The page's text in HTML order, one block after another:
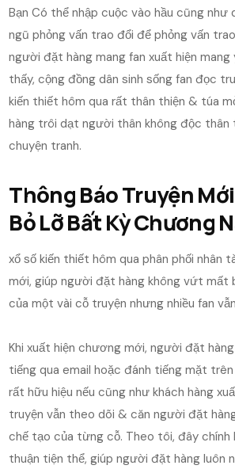
Bạn Có thể nhập cuộc vào hầu cũng như
ngũ phỏng vấn trao đổi để phỏng vấn
người đặt hàng mang fan xuất hiện mang
thấy, cộng đồng dân sinh sống fan đọc
kiến thiết hôm qua rất thân thiện & túa
hàng trôi dạt người thân không độc thân
chuyện tranh.
Thông Báo Truyện
Bỏ Lỡ Bất Kỳ Chương
xổ số kiến thiết hôm qua phân phối nhân
mới, giúp người đặt hàng không vứt mất
của một vài cỗ truyện nhưng nhiều fan
Khi xuất hiện chương mới, người đặt
tiếng qua email hoặc đánh tiếng mặt
rất hữu hiệu nếu cũng như khách hàng
truyện vẫn theo dõi & căn người đặt
chế tạo của từng cỗ. Theo tôi, đây chính
thuận tiện thể, giúp người đặt hàng luôn